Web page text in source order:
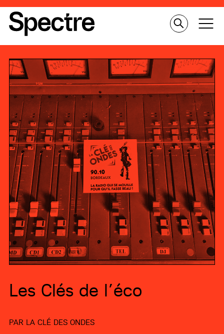
Les Clés de l’éco
PAR LA CLÉ DES ONDES